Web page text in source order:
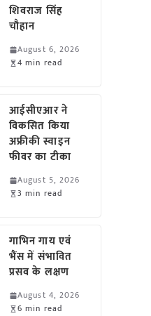
शिवराज सिंह
चौहान
August 6, 2026
4 min read
आईसीएआर ने
विकसित किया
अफ्रीकी स्वाइन
फीवर का टीका
August 5, 2026
3 min read
गाभिन गाय एवं
भैंस में संभावित
प्रसव के लक्षण
August 4, 2026
6 min read